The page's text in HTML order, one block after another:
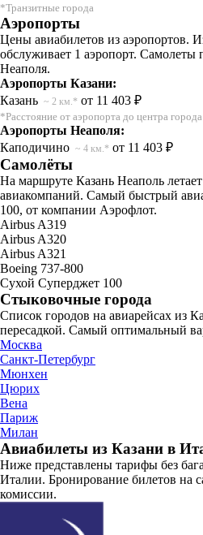
*Транзитные города
Аэропорты
Цены авиабилетов из аэропортов.
обслуживает 1 аэропорт. Самолеты
Неаполя.
Аэропорты Казани:
Казань ~ 2 км.* от 11 403 ₽
*Расстояние от аэропорта до центра города
Аэропорты Неаполя:
Каподичино ~ 4 км.* от 11 403 ₽
Самолёты
На маршруте Казань Неаполь
авиакомпаний. Самый быстрый
100, от компании Аэрофлот.
Airbus A319
Airbus A320
Airbus A321
Boeing 737-800
Сухой Суперджет 100
Стыковочные города
Список городов на авиарейсах из
пересадкой. Самый оптимальный
Москва
Санкт-Петербург
Мюнхен
Цюрих
Вена
Париж
Милан
Авиабилеты из Казани в
Ниже представлены тарифы без
Италии. Бронирование билетов на
комиссии.